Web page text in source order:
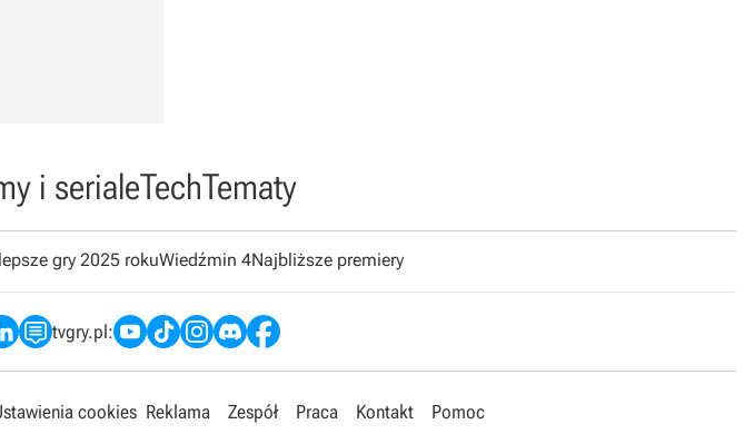
i serialeTechTematy
gry 2025 rokuWiedźmin 4Najbliższe premiery
tvgry.pl:
cookies Reklama Zespół Praca Kontakt Pomoc